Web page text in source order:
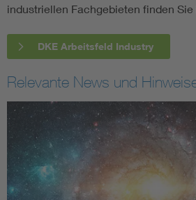
industriellen Fachgebieten finden Sie
DKE Arbeitsfeld Industry
Relevante News und